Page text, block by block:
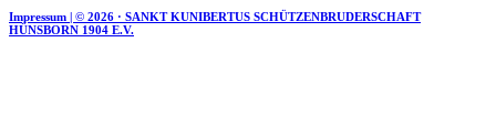
Impressum | © 2026 · SANKT KUNIBERTUS SCHÜTZENBRUDERSCHAFT
HÜNSBORN 1904 E.V.